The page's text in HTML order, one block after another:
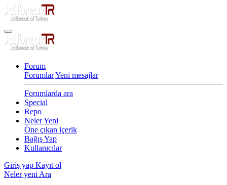
Forum
ForumlarYeni mesajlar
Forumlarda ara
Special
Repo
Neler Yeni
Öne çıkan içerik
Bağış Yap
Kullanıcılar
Giriş yap Kayıt ol
Neler yeni Ara